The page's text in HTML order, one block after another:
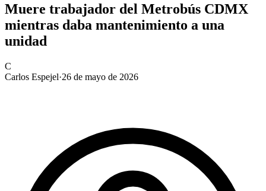
Muere trabajador del Metrobús CDMX
mientras daba mantenimiento a una
unidad
C
Carlos Espejel·26 de mayo de 2026